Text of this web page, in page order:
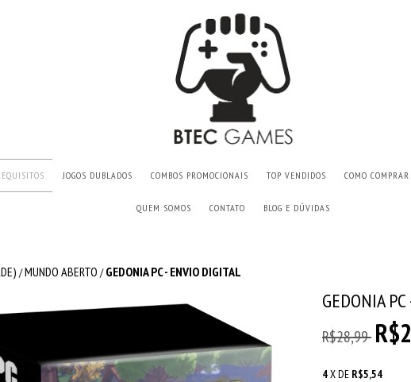
JOGOS DUBLADOS COMBOS PROMOCIONAIS TOP VENDIDOS COMO COMPRAR
QUEM SOMOS CONTATO BLOG E DÚVIDAS
/MUNDO ABERTO / GEDONIA PC - ENVIO DIGITAL
GEDONIA
R$28,99
4X DE R$5,54